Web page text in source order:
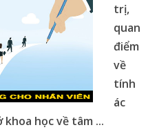
trị,
quan
điểm
về
tính
ác
khoa học về tâm ...